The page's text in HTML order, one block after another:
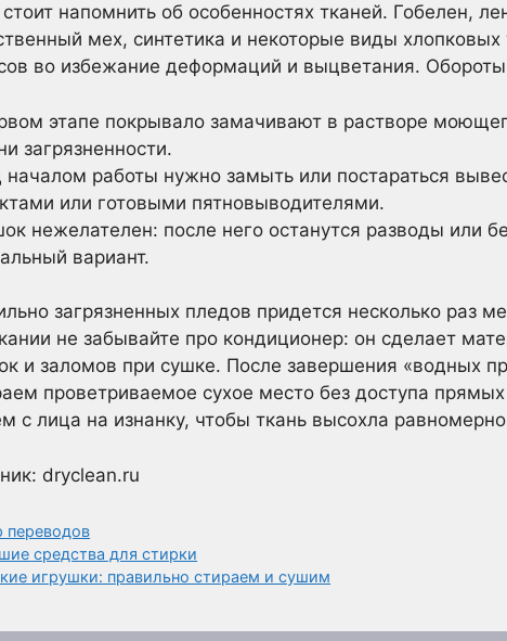
напомнить об особенностях тканей. Гобелен,
мех, синтетика и некоторые виды
во избежание деформаций и выцветания.
этапе покрывало замачивают в растворе
загрязненности.
началом работы нужно замыть или постараться
или готовыми пятновыводителями.
нежелателен: после него останутся разводы или
вариант.
загрязненных пледов придется несколько раз
не забывайте про кондиционер: он сделает
и заломов при сушке. После завершения «водных
проветриваемое сухое место без доступа
с лица на изнанку, чтобы ткань высохла
dryclean.ru
переводов
средства для стирки
игрушки: правильно стираем и сушим